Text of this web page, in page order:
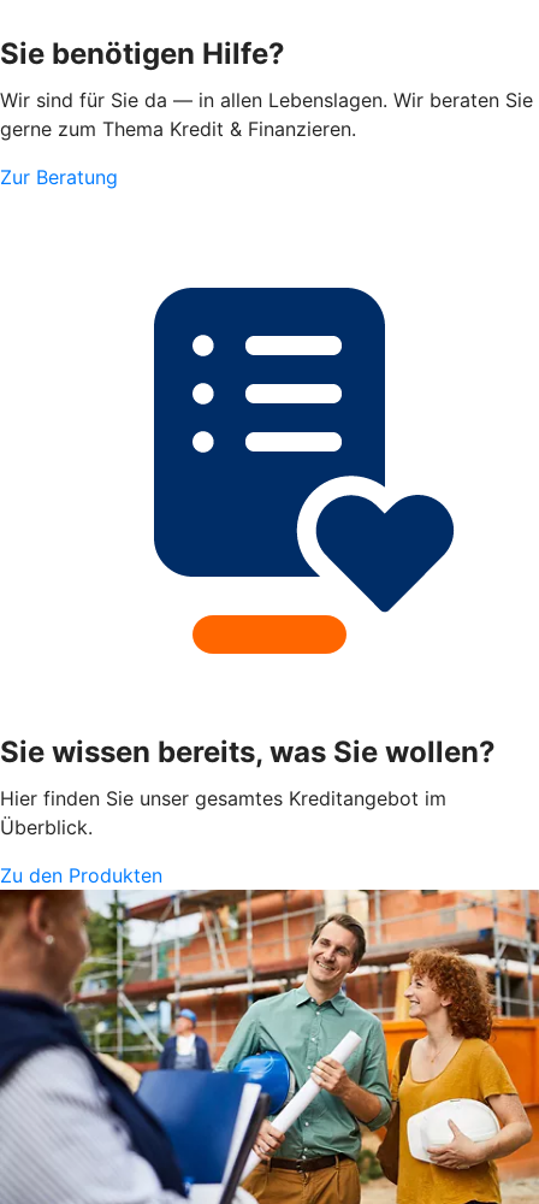
Sie benötigen Hilfe?
Wir sind für Sie da — in allen Lebenslagen. Wir beraten Sie
gerne zum Thema Kredit & Finanzieren.
Zur Beratung
Sie wissen bereits, was Sie wollen?
Hier finden Sie unser gesamtes Kreditangebot im
Überblick.
Zu den Produkten